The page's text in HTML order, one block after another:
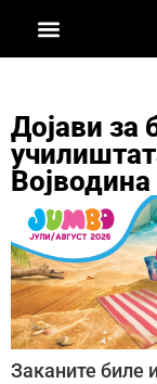
Дојави за
Војводина
Заканите биле